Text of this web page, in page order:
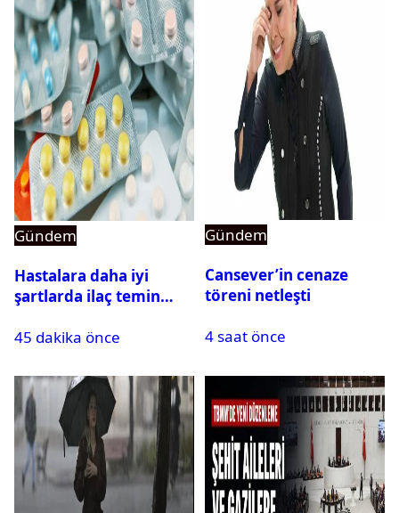
Gündem
Hastalara daha iyi
şartlarda ilaç temin
Kurumu duyurdu
45 dakika önce
Gündem
Cansever’in cenaze
töreni netleşti
4 saat önce